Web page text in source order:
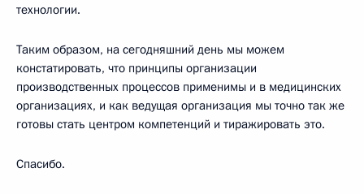
технологии.
Таким образом, на сегодняшний день мы можем
констатировать, что принципы организации
производственных процессов применимы и в медицинских
организациях, и как ведущая организация мы точно так же
готовы стать центром компетенций и тиражировать это.
Спасибо.